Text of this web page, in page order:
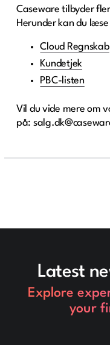
Caseware tilbyder
Herunder kan du
Cloud Regnskab
Kundetjek
PBC-listen
Vil du vide mere om
på:
Latest
Explore
your